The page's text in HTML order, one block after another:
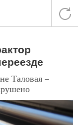
Таловая –